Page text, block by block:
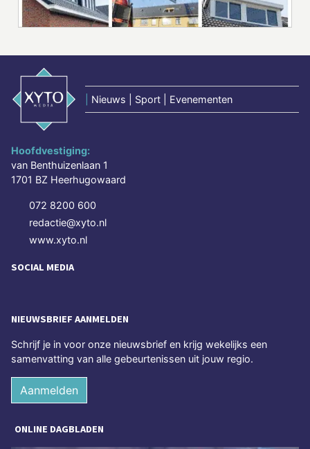
Nieuws | Sport | Evenementen
Hoofdvestiging:
van Benthuizenlaan 1
1701 BZ Heerhugowaard
072 8200 600
redactie@xyto.nl
www.xyto.nl
SOCIAL MEDIA
NIEUWSBRIEF AANMELDEN
Schrijf je in voor onze nieuwsbrief en krijg wekelijks een
samenvatting van alle gebeurtenissen uit jouw regio.
Aanmelden
ONLINE DAGBLADEN